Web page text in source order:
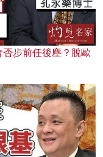
步前任後塵？脫歐